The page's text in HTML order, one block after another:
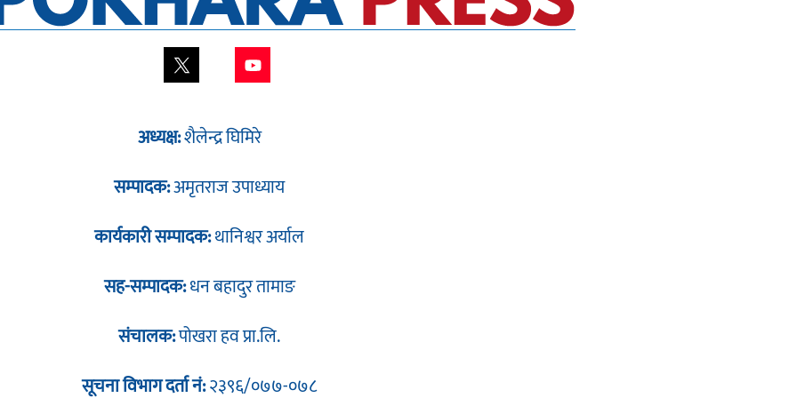
अध्यक्ष:शैलेन्द्र घिमिरे
सम्पादक:अमृतराज उपाध्याय
कार्यकारी सम्पादक:थानिश्वर अर्याल
सह-सम्पादक:धन बहादुर तामाङ
संचालक:पोखरा हव प्रा.लि.
सूचना विभाग दर्ता नं:२३९६/०७७-०७८